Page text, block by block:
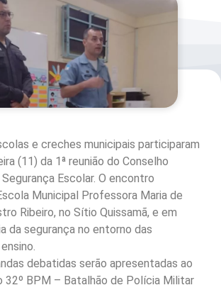
e creches municipais participaram
(11) da 1ª reunião do Conselho
Escolar. O encontro
Municipal Professora Maria de
Ribeiro, no Sítio Quissamã, e em
da segurança no entorno das
debatidas serão apresentadas ao
32º BPM – Batalhão de Polícia Militar